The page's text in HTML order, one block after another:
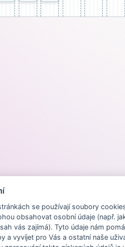
se používají soubory
obsahovat osobní údaje (např.
vás zajímá). Tyto údaje nám
a vyvíjet pro Vás a ostatní naše